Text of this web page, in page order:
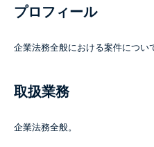
プロフィール
企業法務全般における案件につい
取扱業務
企業法務全般。